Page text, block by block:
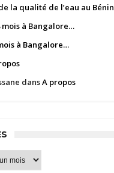
la qualité de l’eau au Bénin
mois à Bangalore…
à Bangalore…
dansA propos